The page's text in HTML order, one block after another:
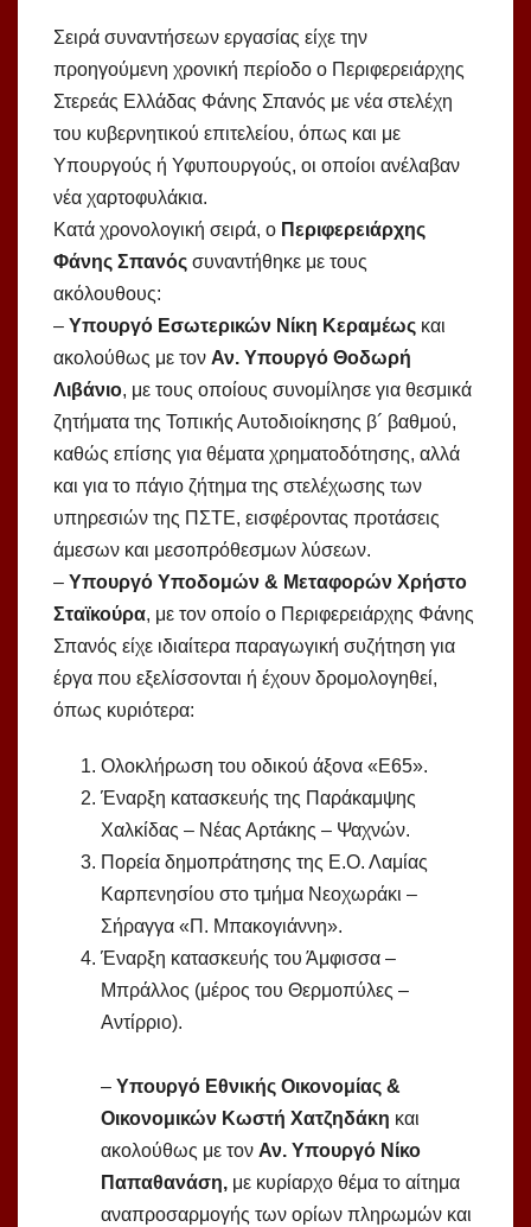
Σειρά συναντήσεων εργασίας είχε την
προηγούμενη χρονική περίοδο ο Περιφερειάρχης
Στερεάς Ελλάδας Φάνης Σπανός με νέα στελέχη
του κυβερνητικού επιτελείου, όπως και με
Υπουργούς ή Υφυπουργούς, οι οποίοι ανέλαβαν
νέα χαρτοφυλάκια.
Κατά χρονολογική σειρά, ο Περιφερειάρχης
Φάνης Σπανός συναντήθηκε με τους
ακόλουθους:
– Υπουργό Εσωτερικών Νίκη Κεραμέως και
ακολούθως με τον Αν. Υπουργό Θοδωρή
Λιβάνιο, με τους οποίους συνομίλησε για θεσμικά
ζητήματα της Τοπικής Αυτοδιοίκησης β´ βαθμού,
καθώς επίσης για θέματα χρηματοδότησης, αλλά
και για το πάγιο ζήτημα της στελέχωσης των
υπηρεσιών της ΠΣΤΕ, εισφέροντας προτάσεις
άμεσων και μεσοπρόθεσμων λύσεων.
– Υπουργό Υποδομών & Μεταφορών Χρήστο
Σταϊκούρα, με τον οποίο ο Περιφερειάρχης Φάνης
Σπανός είχε ιδιαίτερα παραγωγική συζήτηση για
έργα που εξελίσσονται ή έχουν δρομολογηθεί,
όπως κυριότερα:
Ολοκλήρωση του οδικού άξονα «Ε65».
Έναρξη κατασκευής της Παράκαμψης
Χαλκίδας – Νέας Αρτάκης – Ψαχνών.
Πορεία δημοπράτησης της Ε.Ο. Λαμίας
Καρπενησίου στο τμήμα Νεοχωράκι –
Σήραγγα «Π. Μπακογιάννη».
Έναρξη κατασκευής του Άμφισσα –
Μπράλλος (μέρος του Θερμοπύλες –
Αντίρριο).
– Υπουργό Εθνικής Οικονομίας &
Οικονομικών Κωστή Χατζηδάκη και
ακολούθως με τον Αν. Υπουργό Νίκο
Παπαθανάση, με κυρίαρχο θέμα το αίτημα
αναπροσαρμογής των ορίων πληρωμών και